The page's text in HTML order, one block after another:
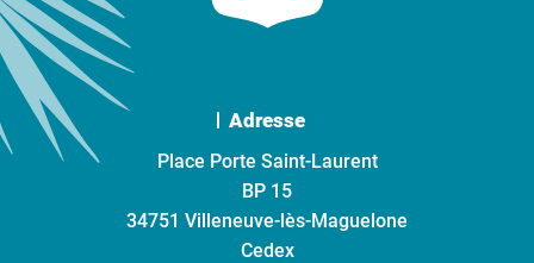
Adresse
Place Porte Saint-Laurent
BP 15
34751 Villeneuve-lès-Maguelone
Cedex